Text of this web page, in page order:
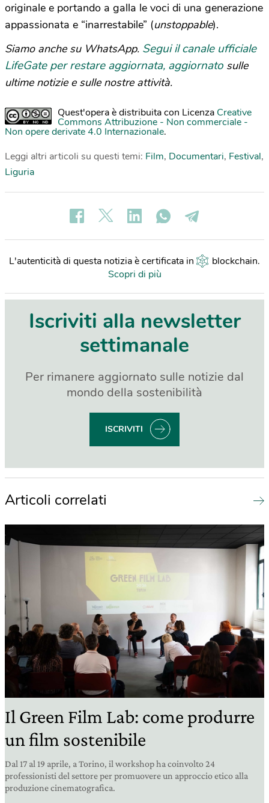
originale e portando a galla le voci di una generazione
appassionata e “inarrestabile” (unstoppable).
Siamo anche su WhatsApp. Segui il canale ufficiale
LifeGate per restare aggiornata, aggiornato sulle
ultime notizie e sulle nostre attività.
Quest'opera è distribuita con Licenza Creative
Commons Attribuzione - Non commerciale -
Non opere derivate 4.0 Internazionale.
Leggi altri articoli su questi temi: Film, Documentari, Festival,
Liguria
L'autenticità di questa notizia è certificata in blockchain.
Scopri di più
Iscriviti alla newsletter
settimanale
Per rimanere aggiornato sulle notizie dal
mondo della sostenibilità
ISCRIVITI
Articoli correlati
Il Green Film Lab: come produrre
un film sostenibile
Dal 17 al 19 aprile, a Torino, il workshop ha coinvolto 24
professionisti del settore per promuovere un approccio etico alla
produzione cinematografica.